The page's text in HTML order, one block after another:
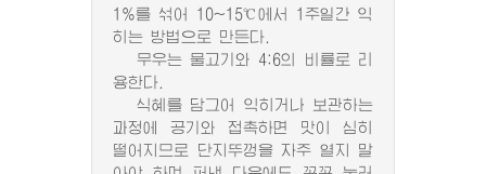
1%를 섞어 10~15℃에서 1주일간 익
히는 방법으로 만든다.
무우는 물고기와 4:6의 비률로 리
용한다.
식혜를 담그어 익히거나 보관하는
과정에 공기와 접촉하면 맛이 심히
떨어지므로 단지뚜껑을 자주 열지 말